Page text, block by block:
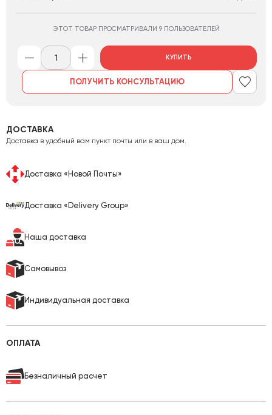
ЭТОТ ТОВАР ПРОСМАТРИВАЛИ 9 ПОЛЬЗОВАТЕЛЕЙ
КУПИТЬ
ПОЛУЧИТЬ КОНСУЛЬТАЦИЮ
ДОСТАВКА
Доставка в удобный вам пункт почты или в ваш дом.
Доставка «Новой Почты»
Доставка «Delivery Group»
Наша доставка
Самовывоз
Индивидуальная доставка
ОПЛАТА
Безналичный расчет